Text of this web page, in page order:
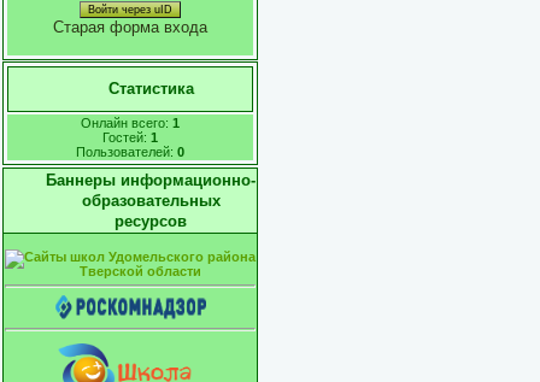
Войти через uID
Старая форма входа
Статистика
Онлайн всего: 1
Гостей: 1
Пользователей: 0
Баннеры информационно-
образовательных
ресурсов